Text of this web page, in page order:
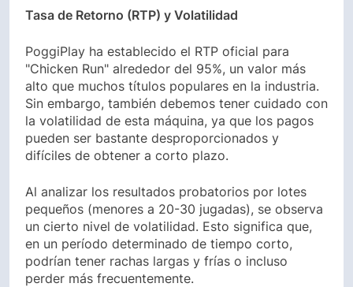
Tasa de Retorno (RTP) y Volatilidad
PoggiPlay ha establecido el RTP oficial para
"Chicken Run" alrededor del 95%, un valor más
alto que muchos títulos populares en la industria.
Sin embargo, también debemos tener cuidado con
la volatilidad de esta máquina, ya que los pagos
pueden ser bastante desproporcionados y
difíciles de obtener a corto plazo.
Al analizar los resultados probatorios por lotes
pequeños (menores a 20-30 jugadas), se observa
un cierto nivel de volatilidad. Esto significa que,
en un período determinado de tiempo corto,
podrían tener rachas largas y frías o incluso
perder más frecuentemente.